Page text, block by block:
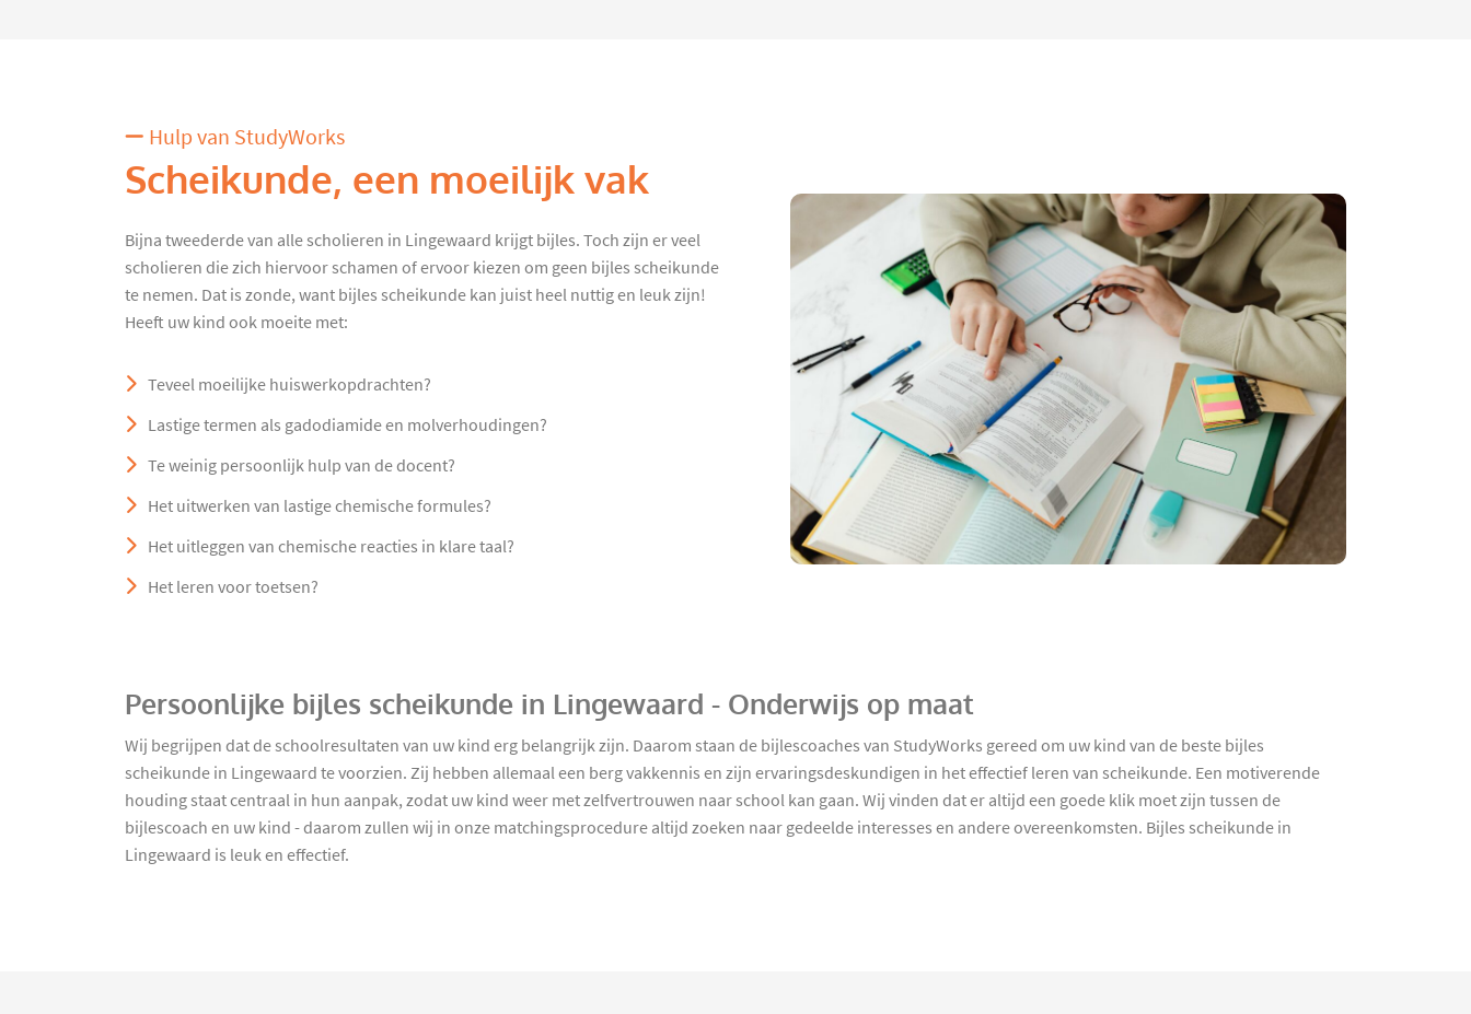
Hulp van StudyWorks
Scheikunde, een moeilijk vak
Bijna tweederde van alle scholieren in Lingewaard krijgt bijles. Toch zijn er veel
scholieren die zich hiervoor schamen of ervoor kiezen om geen bijles scheikunde
te nemen. Dat is zonde, want bijles scheikunde kan juist heel nuttig en leuk zijn!
Heeft uw kind ook moeite met:
Teveel moeilijke huiswerkopdrachten?
Lastige termen als gadodiamide en molverhoudingen?
Te weinig persoonlijk hulp van de docent?
Het uitwerken van lastige chemische formules?
Het uitleggen van chemische reacties in klare taal?
Het leren voor toetsen?
Persoonlijke bijles scheikunde in Lingewaard - Onderwijs op maat
Wij begrijpen dat de schoolresultaten van uw kind erg belangrijk zijn. Daarom staan de bijlescoaches van StudyWorks gereed om uw kind van de beste bijles
scheikunde in Lingewaard te voorzien. Zij hebben allemaal een berg vakkennis en zijn ervaringsdeskundigen in het effectief leren van scheikunde. Een motiverende
houding staat centraal in hun aanpak, zodat uw kind weer met zelfvertrouwen naar school kan gaan. Wij vinden dat er altijd een goede klik moet zijn tussen de
bijlescoach en uw kind - daarom zullen wij in onze matchingsprocedure altijd zoeken naar gedeelde interesses en andere overeenkomsten. Bijles scheikunde in
Lingewaard is leuk en effectief.